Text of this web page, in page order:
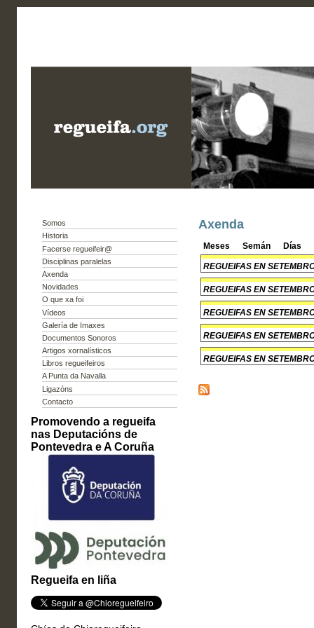
Somos
Historia
Facerse regueifeir@
Disciplinas paralelas
Axenda
Novidades
O que xa foi
Vídeos
Galería de Imaxes
Documentos Sonoros
Artigos xornalísticos
Libros regueifeiros
A Punta da Navalla
Ligazóns
Contacto
Promovendo a regueifa
nas Deputacións de
Pontevedra e A Coruña
Regueifa en liña
Axenda
Meses Semán Días
REGUEIFAS EN
REGUEIFAS EN
REGUEIFAS EN
REGUEIFAS EN
REGUEIFAS EN